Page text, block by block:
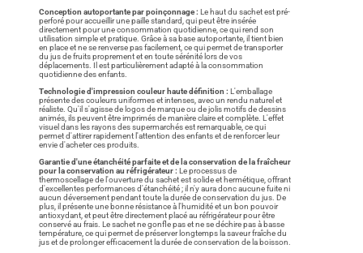
Conception autoportante par poinçonnage : Le haut du sachet est pré-
perforé pour accueillir une paille standard, qui peut être insérée
directement pour une consommation quotidienne, ce qui rend son
utilisation simple et pratique. Grâce à sa base autoportante, il tient bien
en place et ne se renverse pas facilement, ce qui permet de transporter
du jus de fruits proprement et en toute sérénité lors de vos
déplacements. Il est particulièrement adapté à la consommation
quotidienne des enfants.
Technologie d'impression couleur haute définition : L'emballage
présente des couleurs uniformes et intenses, avec un rendu naturel et
réaliste. Qu'il s'agisse de logos de marque ou de jolis motifs de dessins
animés, ils peuvent être imprimés de manière claire et complète. L'effet
visuel dans les rayons des supermarchés est remarquable, ce qui
permet d'attirer rapidement l'attention des enfants et de renforcer leur
envie d'acheter ces produits.
Garantie d'une étanchéité parfaite et de la conservation de la fraîcheur
pour la conservation au réfrigérateur : Le processus de
thermoscellage de l'ouverture du sachet est solide et hermétique, offrant
d'excellentes performances d'étanchéité ; il n'y aura donc aucune fuite ni
aucun déversement pendant toute la durée de conservation du jus. De
plus, il présente une bonne résistance à l'humidité et un bon pouvoir
antioxydant, et peut être directement placé au réfrigérateur pour être
conservé au frais. Le sachet ne gonfle pas et ne se déchire pas à basse
température, ce qui permet de préserver longtemps la saveur fraîche du
jus et de prolonger efficacement la durée de conservation de la boisson.